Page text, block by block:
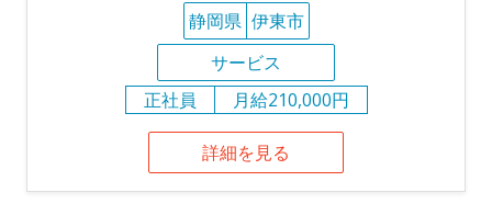
静岡県 伊東市
サービス
正社員
月給210,000円
詳細を見る